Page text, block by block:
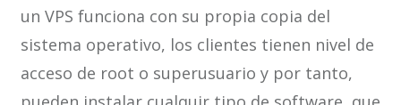
un VPS funciona con su propia copia del
sistema operativo, los clientes tienen nivel de
acceso de root o superusuario y por tanto,